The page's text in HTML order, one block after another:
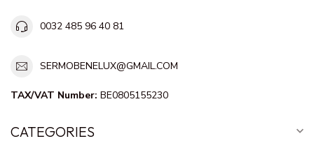
0032 485 96 40 81
SERMOBENELUX@GMAIL.COM
TAX/VAT Number: BE0805155230
CATEGORIES